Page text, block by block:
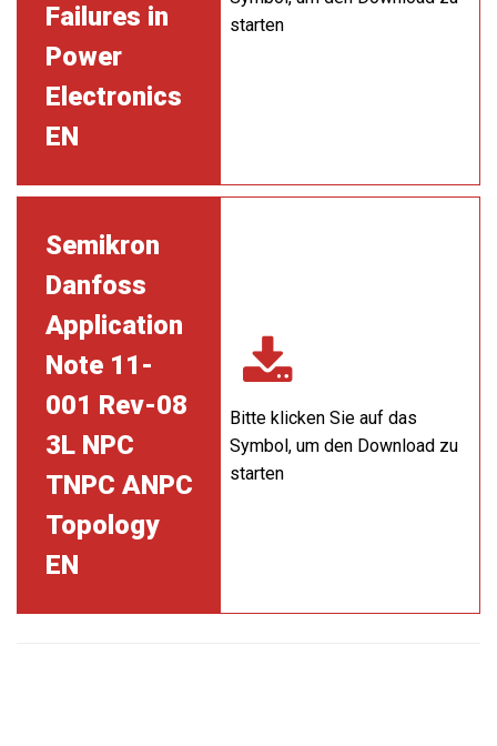
Failures in
Power
Electronics
EN
starten
Semikron
Danfoss
Application
Note 11-
001 Rev-08
3L NPC
TNPC ANPC
Topology
EN
Bitte klicken Sie auf das
Symbol, um den Download zu
starten